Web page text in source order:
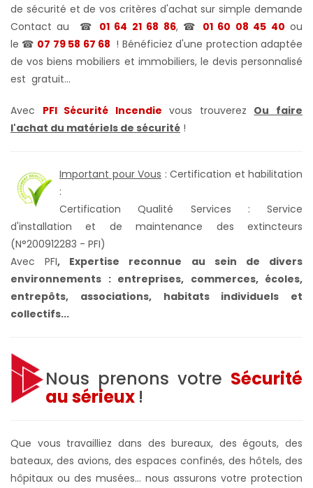
de sécurité et de vos critères d'achat sur simple demande
Contact au
☎ 01 64 21 68 86, ☎ 01 60 08 45 40 ou
le ☎ 07 79 58 67 68 ! Bénéficiez d'une protection adaptée
de vos biens mobiliers et immobiliers, le devis personnalisé
est gratuit...
Avec PFI Sécurité Incendie vous trouverez Ou faire
l'achat du matériels de sécurité !
Important pour Vous : Certification et habilitation
:
Certification Qualité Services : Service
d'installation et de maintenance des extincteurs
(N°200912283 - PFI)
Avec PFI, Expertise reconnue au sein de divers
environnements : entreprises, commerces, écoles,
entrepôts, associations, habitats individuels et
collectifs...
Nous prenons votre Sécurité
au sérieux !
Que vous travailliez dans des bureaux, des égouts, des
bateaux, des avions, des espaces confinés, des hôtels, des
hôpitaux ou des musées... nous assurons votre protection